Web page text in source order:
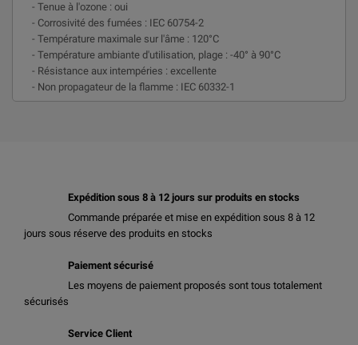
- Tenue à l'ozone : oui
- Corrosivité des fumées : IEC 60754-2
- Température maximale sur l'âme : 120°C
- Température ambiante d'utilisation, plage : -40° à 90°C
- Résistance aux intempéries : excellente
- Non propagateur de la flamme : IEC 60332-1
Expédition sous 8 à 12 jours sur produits en stocks
Commande préparée et mise en expédition sous 8 à 12
jours sous réserve des produits en stocks
Paiement sécurisé
Les moyens de paiement proposés sont tous totalement
sécurisés
Service Client